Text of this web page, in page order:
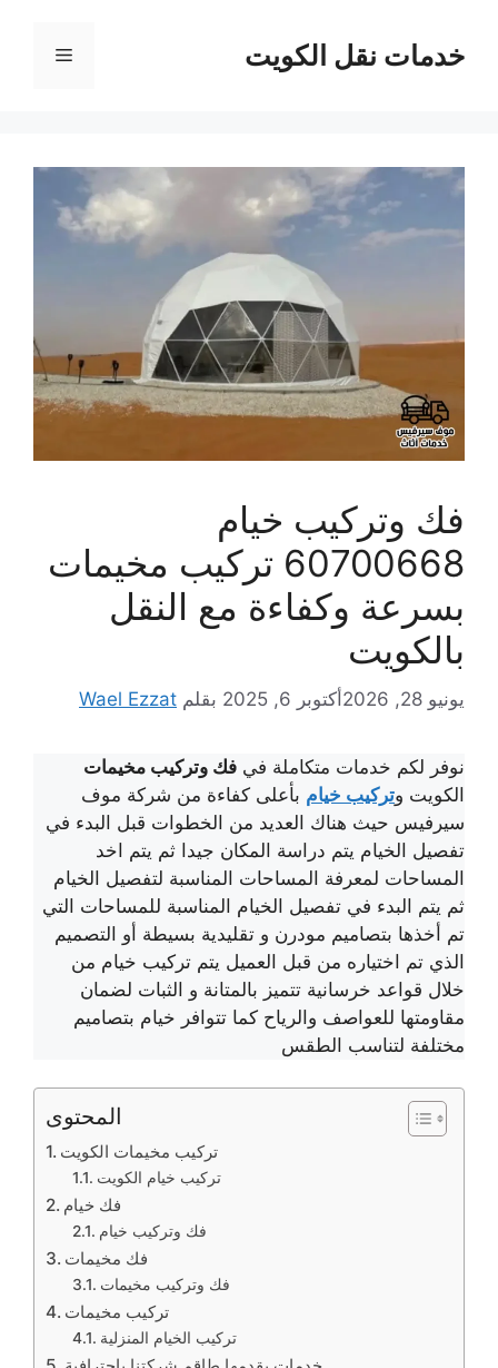
المحتوىخدمات نقل الكويت القائمة
فك وتركيب خيام
60700668 تركيب مخيمات
بسرعة وكفاءة مع النقل
بالكويت
يونيو 28, 2026 أكتوبر 6, 2025 بقلم Wael Ezzat
نوفر لكم خدمات متكاملة في فك وتركيب مخيمات
الكويت وتركيب خيام بأعلى كفاءة من شركة موف
سيرفيس حيث هناك العديد من الخطوات قبل البدء في
تفصيل الخيام يتم دراسة المكان جيدا ثم يتم اخد
المساحات لمعرفة المساحات المناسبة لتفصيل الخيام
ثم يتم البدء في تفصيل الخيام المناسبة للمساحات التي
تم أخذها بتصاميم مودرن و تقليدية بسيطة أو التصميم
الذي تم اختياره من قبل العميل يتم تركيب خيام من
خلال قواعد خرسانية تتميز بالمتانة و الثبات لضمان
مقاومتها للعواصف والرياح كما تتوافر خيام بتصاميم
مختلفة لتناسب الطقس
المحتوى
تركيب مخيمات الكويت
تركيب خيام الكويت
فك خيام
فك وتركيب خيام
فك مخيمات
فك وتركيب مخيمات
تركيب مخيمات
تركيب الخيام المنزلية